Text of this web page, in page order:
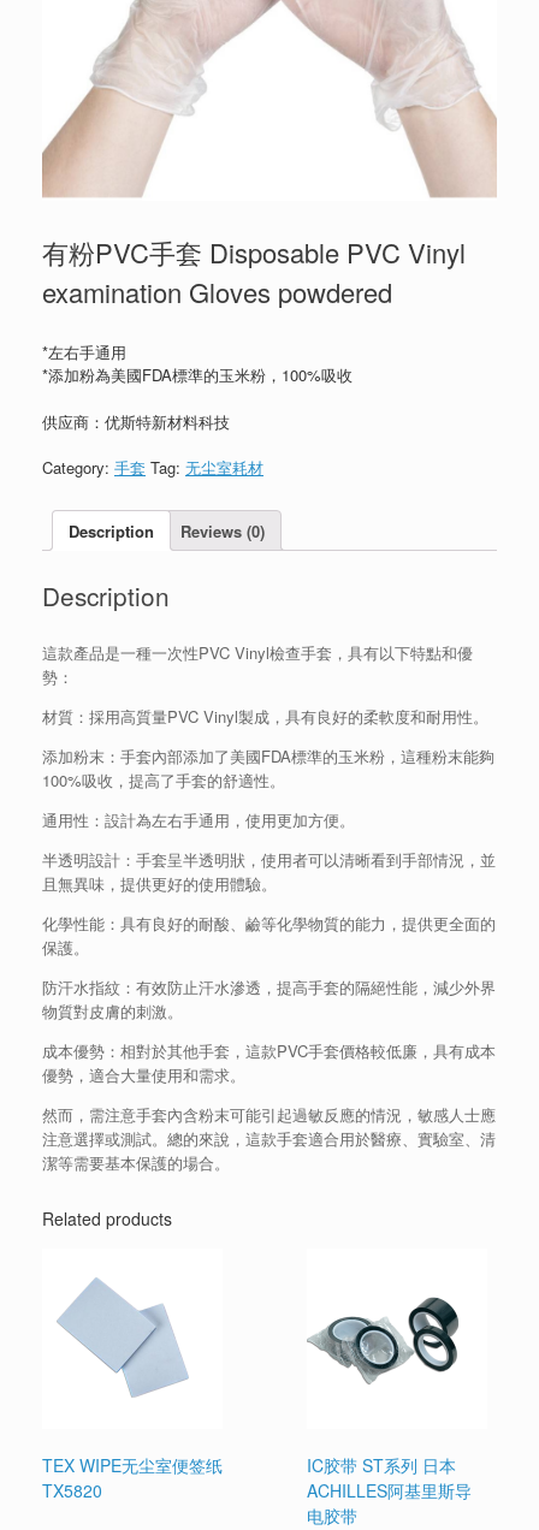
有粉PVC手套 Disposable PVC Vinyl
examination Gloves powdered
*左右手通用
*添加粉為美國FDA標準的玉米粉，100%吸收
供应商：优斯特新材料科技
Category: 手套 Tag: 无尘室耗材
Description Reviews (0)
Description
這款產品是一種一次性PVC Vinyl檢查手套，具有以下特點和優
勢：
材質：採用高質量PVC Vinyl製成，具有良好的柔軟度和耐用性。
添加粉末：手套內部添加了美國FDA標準的玉米粉，這種粉末能夠
100%吸收，提高了手套的舒適性。
通用性：設計為左右手通用，使用更加方便。
半透明設計：手套呈半透明狀，使用者可以清晰看到手部情況，並
且無異味，提供更好的使用體驗。
化學性能：具有良好的耐酸、鹼等化學物質的能力，提供更全面的
保護。
防汗水指紋：有效防止汗水滲透，提高手套的隔絕性能，減少外界
物質對皮膚的刺激。
成本優勢：相對於其他手套，這款PVC手套價格較低廉，具有成本
優勢，適合大量使用和需求。
然而，需注意手套內含粉末可能引起過敏反應的情況，敏感人士應
注意選擇或測試。總的來說，這款手套適合用於醫療、實驗室、清
潔等需要基本保護的場合。
Related products
TEX WIPE无尘室便签纸
TX5820
IC胶带 ST系列 日本
ACHILLES阿基里斯导
电胶带